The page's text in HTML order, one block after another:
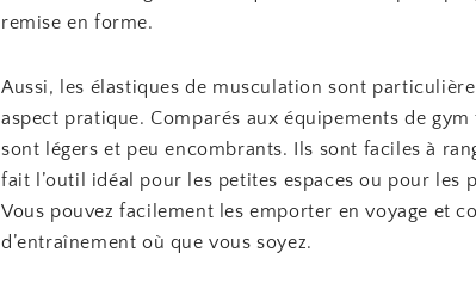
remise en forme.
Aussi, les élastiques de musculation sont
aspect pratique. Comparés aux équipements de
sont légers et peu encombrants. Ils sont faciles à
fait l’outil idéal pour les petites espaces ou pour les
Vous pouvez facilement les emporter en voyage et
d’entraînement où que vous soyez.